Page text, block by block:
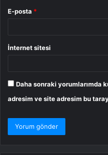
E-posta *
İnternet sitesi
Daha sonraki yorumlarımda
adresim ve site adresim bu